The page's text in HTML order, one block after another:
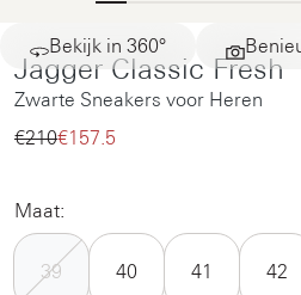
Bekijk in 360°
Jagger Classic Fresh
Zwarte Sneakers voor Heren
€210‌€157.5‌
Maat:
39 40 41 42